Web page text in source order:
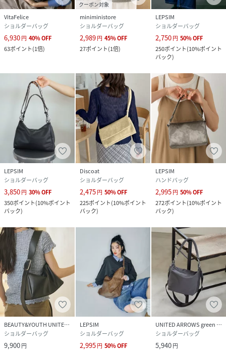
VitaFelice
ショルダーバッグ
6,930円 40%OFF
63ポイント(1倍)
クーポン対象
miniministore
ショルダーバッグ
2,989円 45%OFF
27ポイント(1倍)
LEPSIM
ショルダーバッグ
2,750円 50%OFF
250ポイント(10%ポイント
バック)
LEPSIM
ショルダーバッグ
3,850円 30%OFF
350ポイント(10%ポイント
バック)
Discoat
ショルダーバッグ
2,475円 50%OFF
225ポイント(10%ポイント
バック)
LEPSIM
ハンドバッグ
2,995円 50%OFF
272ポイント(10%ポイント
バック)
BEAUTY&YOUTH UNITED ARROWS
ショルダーバッグ
9,900円
LEPSIM
ショルダーバッグ
2,995円 50%OFF
UNITED ARROWS green label relaxing
ショルダーバッグ
5,940円